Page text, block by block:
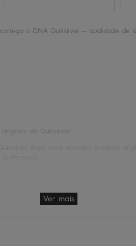
carrega o DNA Quiksilver — qualidade de
originais da Quiksilver!
Ver mais